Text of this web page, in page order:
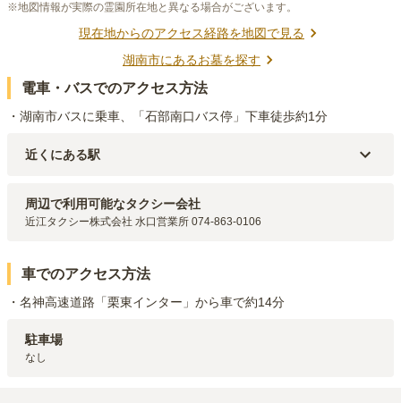
※地図情報が実際の霊園所在地と異なる場合がございます。
現在地からのアクセス経路を地図で見る
湖南市にあるお墓を探す
電車・バスでのアクセス方法
・湖南市バスに乗車、「石部南口バス停」下車徒歩約1分
近くにある駅
周辺で利用可能なタクシー会社
近江タクシー株式会社 水口営業所 074-863-0106
車でのアクセス方法
・名神高速道路「栗東インター」から車で約14分
駐車場
なし